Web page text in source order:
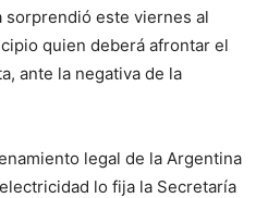
sorprendió este viernes al
quien deberá afrontar el
ante la negativa de la
legal de la Argentina
lo fija la Secretaría